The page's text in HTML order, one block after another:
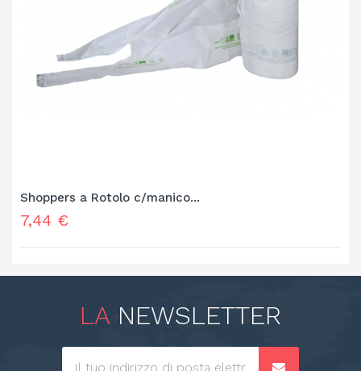
Shoppers a Rotolo c/manico...
Prezzo
7,44 €
LA NEWSLETTER